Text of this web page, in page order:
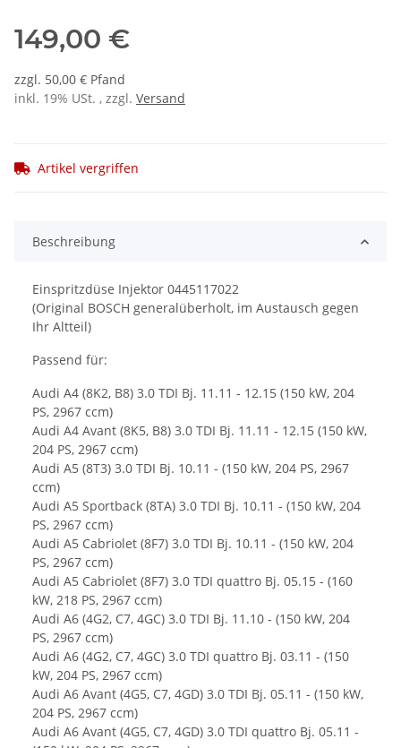
149,00 €
zzgl. 50,00 € Pfand
inkl. 19% USt. , zzgl. Versand
Artikel vergriffen
Beschreibung
Einspritzdüse Injektor 0445117022
(Original BOSCH generalüberholt, im Austausch gegen
Ihr Altteil)
Passend für:
Audi A4 (8K2, B8) 3.0 TDI Bj. 11.11 - 12.15 (150 kW, 204
PS, 2967 ccm)
Audi A4 Avant (8K5, B8) 3.0 TDI Bj. 11.11 - 12.15 (150 kW,
204 PS, 2967 ccm)
Audi A5 (8T3) 3.0 TDI Bj. 10.11 - (150 kW, 204 PS, 2967
ccm)
Audi A5 Sportback (8TA) 3.0 TDI Bj. 10.11 - (150 kW, 204
PS, 2967 ccm)
Audi A5 Cabriolet (8F7) 3.0 TDI Bj. 10.11 - (150 kW, 204
PS, 2967 ccm)
Audi A5 Cabriolet (8F7) 3.0 TDI quattro Bj. 05.15 - (160
kW, 218 PS, 2967 ccm)
Audi A6 (4G2, C7, 4GC) 3.0 TDI Bj. 11.10 - (150 kW, 204
PS, 2967 ccm)
Audi A6 (4G2, C7, 4GC) 3.0 TDI quattro Bj. 03.11 - (150
kW, 204 PS, 2967 ccm)
Audi A6 Avant (4G5, C7, 4GD) 3.0 TDI Bj. 05.11 - (150 kW,
204 PS, 2967 ccm)
Audi A6 Avant (4G5, C7, 4GD) 3.0 TDI quattro Bj. 05.11 -